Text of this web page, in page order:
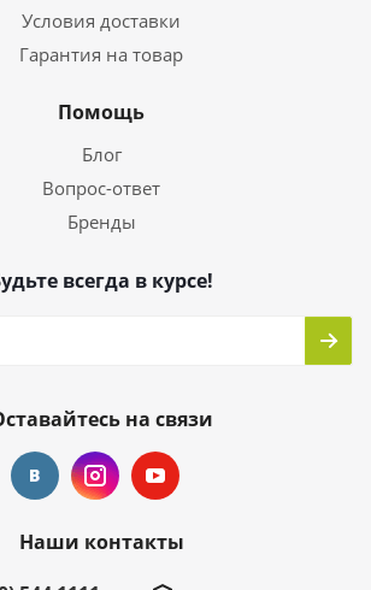
Условия доставки
Гарантия на товар
Помощь
Блог
Вопрос-ответ
Бренды
всегда в курсе!
на связи
Наши контакты